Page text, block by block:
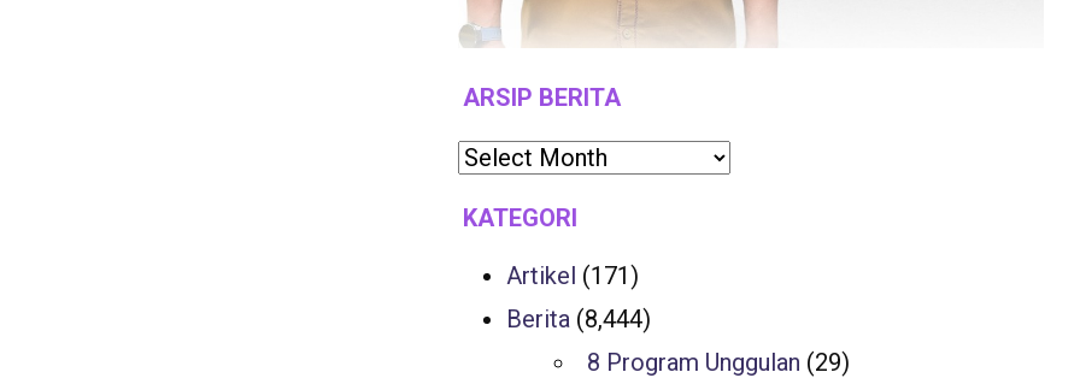
ARSIP BERITA
KATEGORI
Artikel (171)
Berita (8,444)
8 Program Unggulan (29)